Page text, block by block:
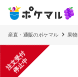
産直・通販のポケマル 果物
注
文
受
付
停
止
中